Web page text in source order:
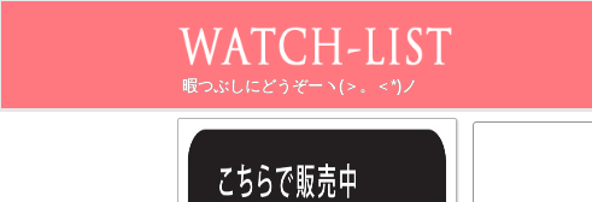
暇つぶしにどうぞーヽ(＞。＜*)ノ